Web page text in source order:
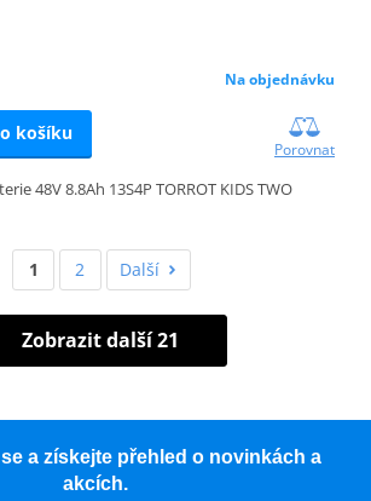
Na objednávku
košíku
Porovnat
48V 8.8Ah 13S4P TORROT KIDS TWO
1 2 Další
Zobrazit další 21
a získejte přehled o novinkách a
akcích.